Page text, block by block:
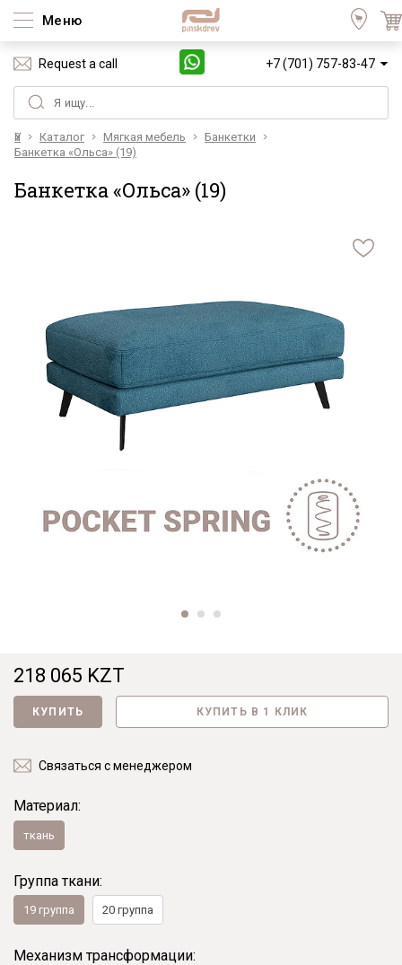
Меню
Request a call +7 (701) 757-83-47
Үй Каталог Мягкая мебель
Банкетки
Банкетка «Ольса» (19)
Банкетка «Ольса» (19)
218 065 KZT
КУПИТЬ КУПИТЬ В 1 КЛИК
Связаться с менеджером
Материал:
ткань
Группа ткани:
19 группа 20 группа
Механизм трансформации: